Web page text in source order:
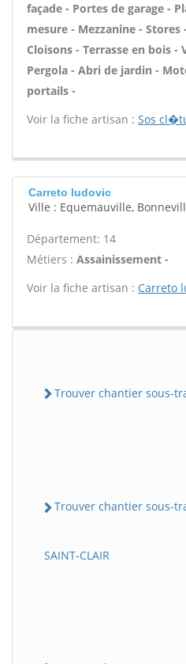
façade - Portes de garage -
mesure - Mezzanine -
Cloisons - Terrasse en bois
Pergola - Abri de jardin -
portails -
Voir la fiche artisan : Sos
Carreto ludovic
Ville : Equemauville,
Département: 14
Métiers : Assainissement -
Voir la fiche artisan : Carreto
Trouver chantier sous-
Trouver chantier sous-
SAINT-CLAIR